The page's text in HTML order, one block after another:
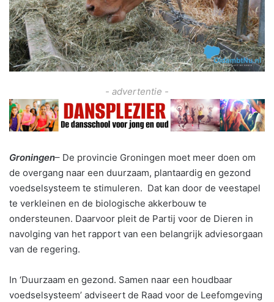
- advertentie -
Groningen– De provincie Groningen moet meer doen om
de overgang naar een duurzaam, plantaardig en gezond
voedselsysteem te stimuleren. Dat kan door de veestapel
te verkleinen en de biologische akkerbouw te
ondersteunen. Daarvoor pleit de Partij voor de Dieren in
navolging van het rapport van een belangrijk adviesorgaan
van de regering.
In ‘Duurzaam en gezond. Samen naar een houdbaar
voedselsysteem’ adviseert de Raad voor de Leefomgeving